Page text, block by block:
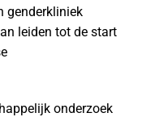
genderkliniek
leiden tot de start
onderzoek